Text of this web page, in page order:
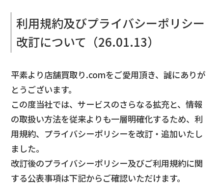
利用規約及びプライバシーポリシー
改訂について（26.01.13）
平素より店舗買取り.comをご愛用頂き、誠にありが
とうございます。
この度当社では、サービスのさらなる拡充と、情報
の取扱い方法を従来よりも一層明確化するため、利
用規約、プライバシーポリシーを改訂・追加いたし
ました。
改訂後のプライバシーポリシー及びご利用規約に関
する公表事項は下記からご確認いただけます。